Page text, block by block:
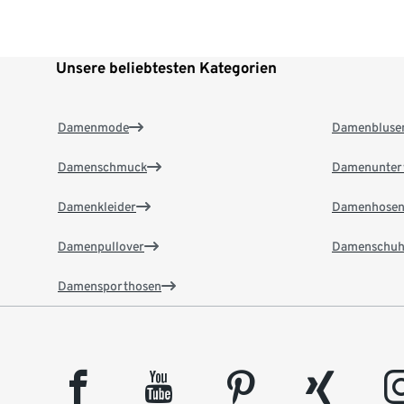
Unsere beliebtesten Kategorien
Damenmode
Damenschmuck
Damenkleider
Damenpullover
Damensporthosen
Damenhosen
facebook youtube pinterest xing